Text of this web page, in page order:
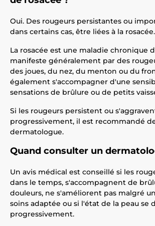
Oui. Des rougeurs persistantes ou
dans certains cas, être liées à la rosacée.
La rosacée est une maladie chronique
manifeste généralement par des
des joues, du nez, du menton ou du
également s'accompagner d'une
sensations de brûlure ou de petits
Si les rougeurs persistent ou
progressivement, il est recommandé
dermatologue.
Quand consulter un
Un avis médical est conseillé si les
dans le temps, s'accompagnent de
douleurs, ne s'améliorent pas malgré
soins adaptée ou si l'état de la peau se
progressivement.